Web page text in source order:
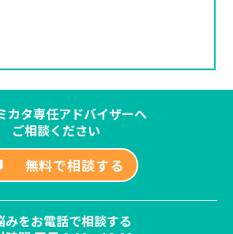
カタ専任アドバイザーへ
ご相談ください
無料で相談する
みをお電話で相談する